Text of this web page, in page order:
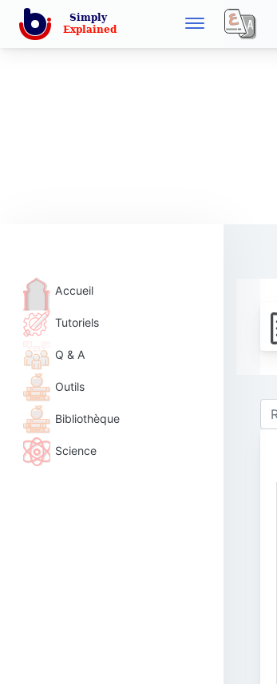
Accueil
Tutoriels
Q & A
Outils
Bibliothèque
Science